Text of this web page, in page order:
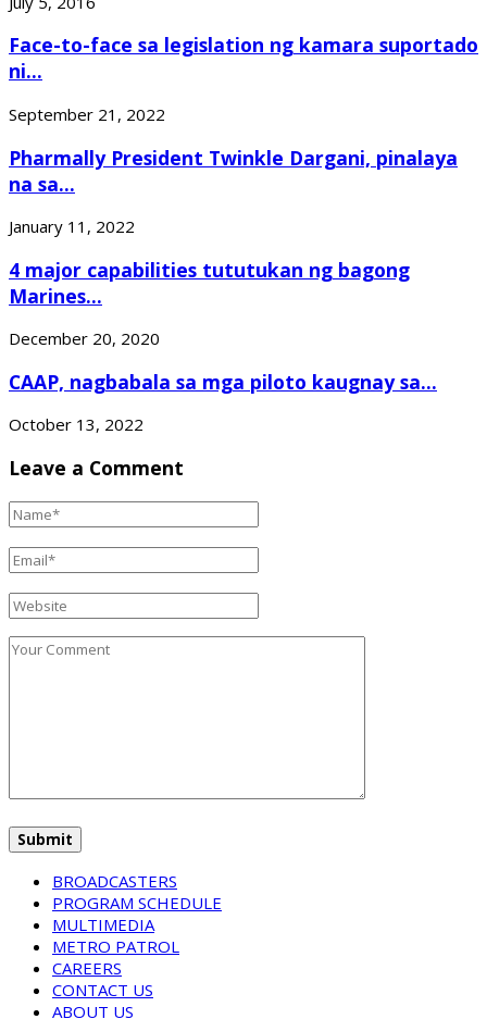
Face-to-face sa legislation ng kamara suportado
ni...
September 21, 2022
Pharmally President Twinkle Dargani, pinalaya
na sa...
January 11, 2022
4 major capabilities tututukan ng bagong
Marines...
December 20, 2020
CAAP, nagbabala sa mga piloto kaugnay sa...
October 13, 2022
Leave a Comment
BROADCASTERS
PROGRAM SCHEDULE
MULTIMEDIA
METRO PATROL
CAREERS
CONTACT US
ABOUT US